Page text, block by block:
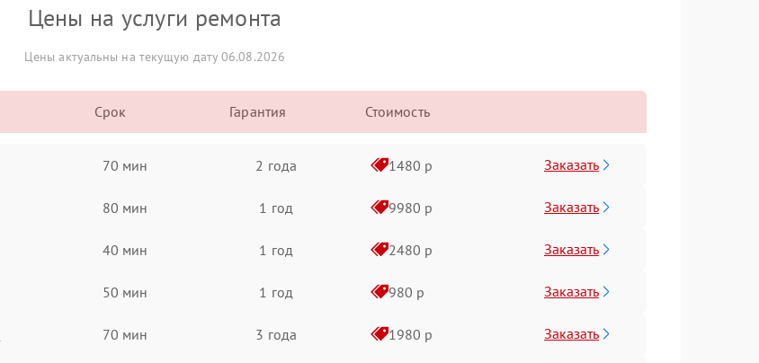
Цены на услуги ремонта
Цены актуальны на текущую дату 06.08.2026
Срок Гарантия Стоимость
70 мин 2 года 1480 р Заказать
80 мин 1 год 9980 р Заказать
40 мин 1 год 2480 р Заказать
50 мин 1 год 980 р Заказать
70 мин 3 года 1980 р Заказать